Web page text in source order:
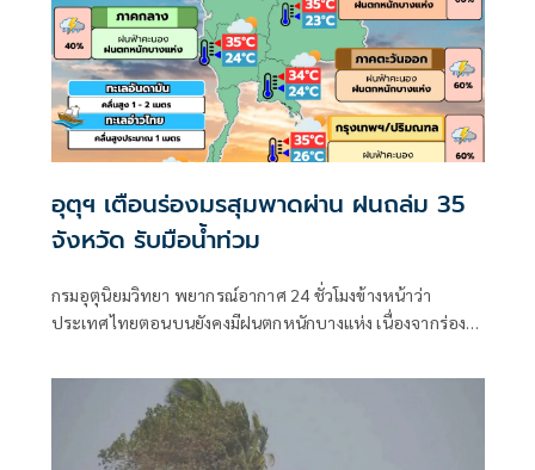
อุตุฯ เตือนร่องมรสุมพาดผ่าน ฝนถล่ม 35
จังหวัด รับมือน้ำท่วม
กรมอุตุนิยมวิทยา พยากรณ์อากาศ 24 ชั่วโมงข้างหน้าว่า
ประเทศไทยตอนบนยังคงมีฝนตกหนักบางแห่ง เนื่องจากร่อง